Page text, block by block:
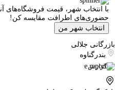
با انتخاب شهر، قیمت فروشگاه‌های
حضوری‌های اطرافت مقایسه کن!
انتخاب شهر من
بازرگانی جلالی
بندرگناوه
گزارش